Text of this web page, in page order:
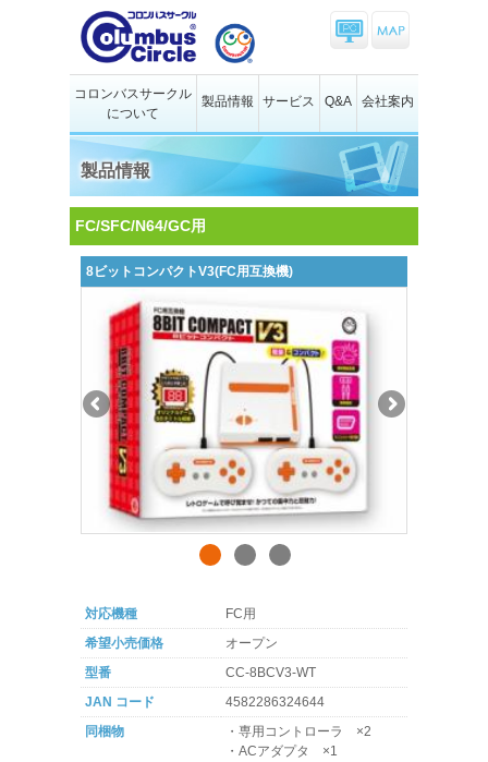
コロンバスサークル
について
製品情報 サービス Q&A 会社案内
製品情報
FC/SFC/N64/GC用
8ビットコンパクトV3(FC用互換機)
対応機種
FC用
希望小売価格
オープン
型番
CC-8BCV3-WT
JAN コード
4582286324644
同梱物
・専用コントローラ ×2
・ACアダプタ ×1